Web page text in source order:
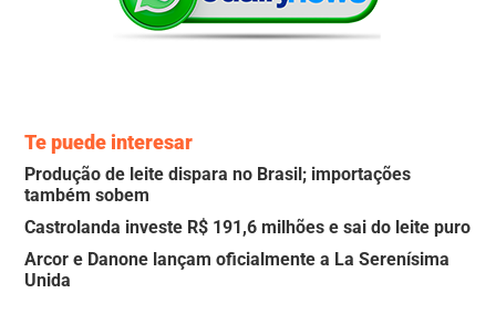
Te puede interesar
Produção de leite dispara no Brasil; importações
também sobem
Castrolanda investe R$ 191,6 milhões e sai do leite puro
Arcor e Danone lançam oficialmente a La Serenísima
Unida